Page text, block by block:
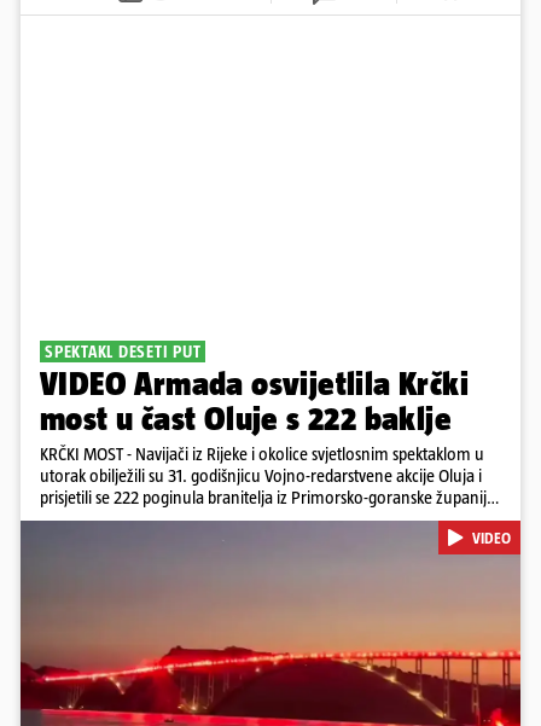
SPEKTAKL DESETI PUT
VIDEO Armada osvijetlila Krčki
most u čast Oluje s 222 baklje
KRČKI MOST - Navijači iz Rijeke i okolice svjetlosnim spektaklom u
utorak obilježili su 31. godišnjicu Vojno-redarstvene akcije Oluja i
prisjetili se 222 poginula branitelja iz Primorsko-goranske županije.
Bakljadu su priredili desetu godinu zaredom, a gledali su je s kopna
Pokretanje videa...
VIDEO